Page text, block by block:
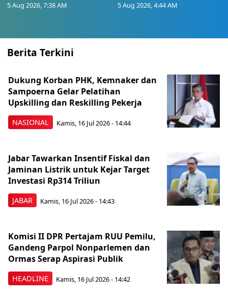
5 Aug 2026, 7:38 AM 5 Aug 2026, 4:44 AM
Berita Terkini
NASIONAL
Dukung Korban PHK, Kemnaker dan
Sampoerna Gelar Pelatihan
Upskilling dan Reskilling Pekerja
Kamis, 16 Jul 2026 - 14:44
JABAR
Jabar Tawarkan Insentif Fiskal dan
Jaminan Listrik untuk Kejar Target
Investasi Rp314 Triliun
Kamis, 16 Jul 2026 - 14:43
HEADLINE
Komisi II DPR Pertajam RUU Pemilu,
Gandeng Parpol Nonparlemen dan
Ormas Serap Aspirasi Publik
Kamis, 16 Jul 2026 - 14:42